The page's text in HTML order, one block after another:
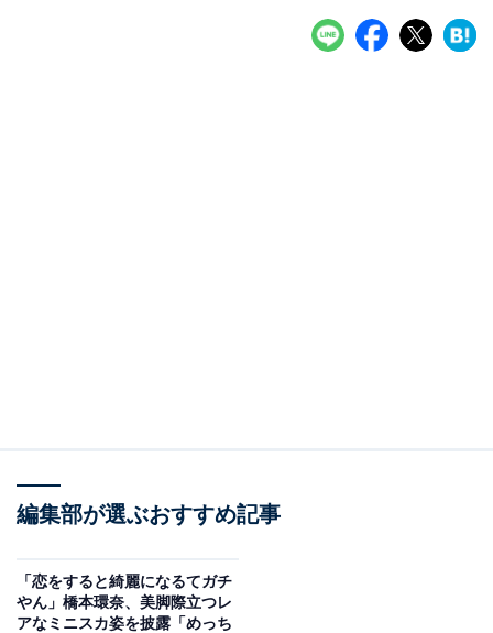
編集部が選ぶおすすめ記事
「恋をすると綺麗になるてガチ
やん」橋本環奈、美脚際立つレ
アなミニスカ姿を披露「めっち